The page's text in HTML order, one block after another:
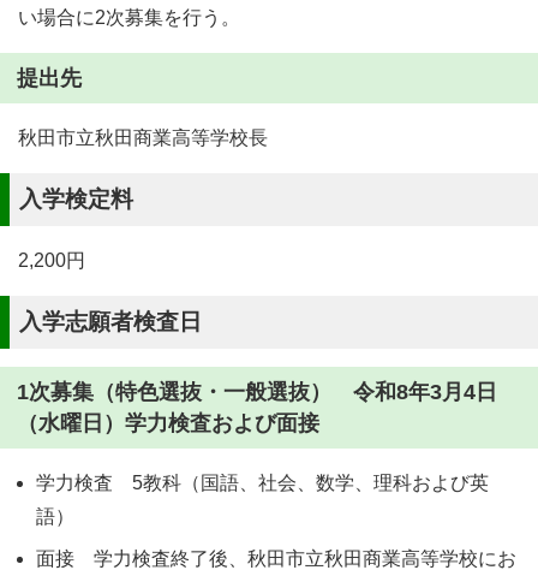
い場合に2次募集を行う。
提出先
秋田市立秋田商業高等学校長
入学検定料
2,200円
入学志願者検査日
1次募集（特色選抜・一般選抜） 令和8年3月4日
（水曜日）学力検査および面接
学力検査 5教科（国語、社会、数学、理科および英
語）
面接 学力検査終了後、秋田市立秋田商業高等学校にお